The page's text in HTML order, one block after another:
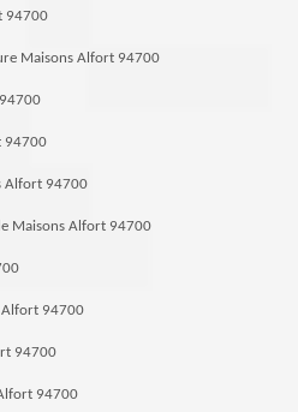
94700
Maisons Alfort 94700
94700
Alfort 94700
Maisons Alfort 94700
Alfort 94700
94700
94700